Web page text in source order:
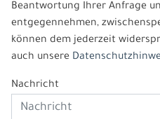
Beantwortung Ihrer Anfrage
entgegennehmen,
können dem jederzeit
auch unsere
Nachricht